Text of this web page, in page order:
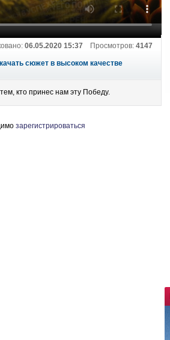
06.05.2020 15:37 Просмотров: 4147
сюжет в высоком качестве
кто принес нам эту Победу.
зарегистрироваться